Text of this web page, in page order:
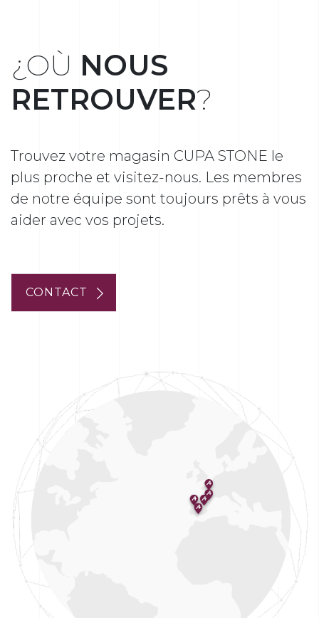
¿OÙ NOUS
RETROUVER?
Trouvez votre magasin CUPA STONE le
plus proche et visitez-nous. Les membres
de notre équipe sont toujours prêts à vous
aider avec vos projets.
CONTACT